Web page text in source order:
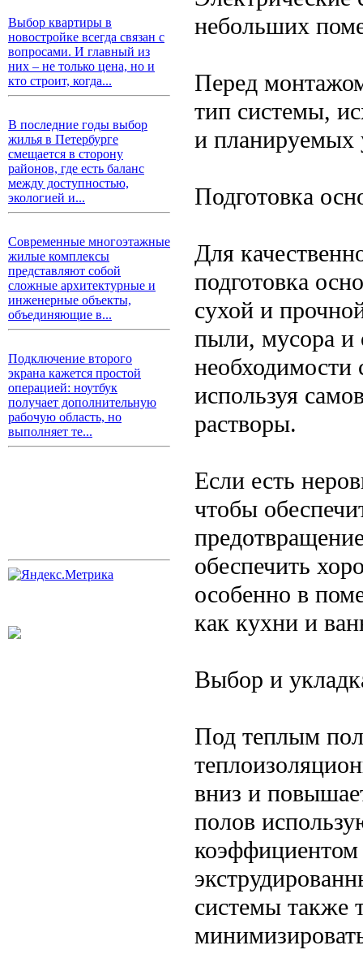
Выбор квартиры в
новостройке всегда связан с
вопросами. И главный из
них – не только цена, но и
кто строит, когда...
В последние годы выбор
жилья в Петербурге
смещается в сторону
районов, где есть баланс
между доступностью,
экологией и...
Современные многоэтажные
жилые комплексы
представляют собой
сложные архитектурные и
инженерные объекты,
объединяющие в...
Подключение второго
экрана кажется простой
операцией: ноутбук
получает дополнительную
рабочую область, но
выполняет те...
небольших
Перед
тип системы,
и планируемых
Подготовка
Для
подготовка
сухой и
пыли, мусора и
необходимости
используя
растворы.
Если есть
чтобы
обеспечить
особенно в
как кухни и
Выбор и
Под теплым
вниз и
полов
системы также